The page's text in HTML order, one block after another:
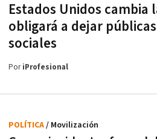
Estados Unidos cambia
obligará a dejar
sociales
PoriProfesional
POLÍTICA/ Movilización